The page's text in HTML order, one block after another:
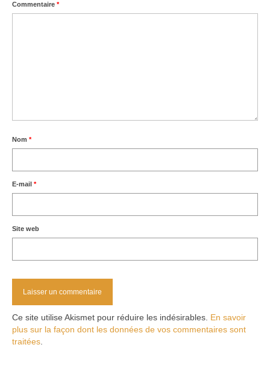
Commentaire *
Nom *
E-mail *
Site web
Ce site utilise Akismet pour réduire les indésirables. En savoir
plus sur la façon dont les données de vos commentaires sont
traitées